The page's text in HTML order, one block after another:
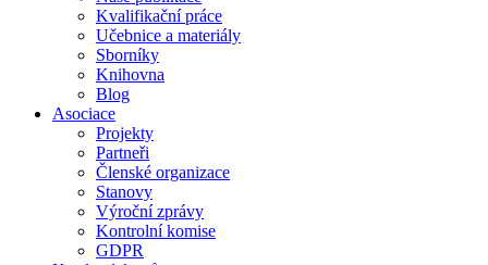
Kvalifikační práce
Učebnice a materiály
Sborníky
Knihovna
Blog
Asociace
Projekty
Partneři
Členské organizace
Stanovy
Výroční zprávy
Kontrolní komise
GDPR